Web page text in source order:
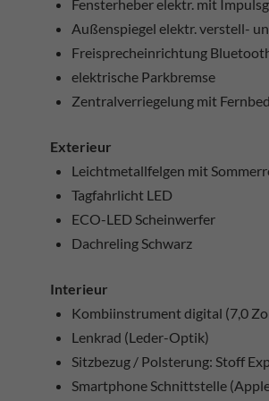
Fensterheber elektr. mit
Außenspiegel elektr. verstell-
Freisprecheinrichtung
elektrische Parkbremse
Zentralverriegelung mit
Exterieur
Leichtmetallfelgen mit
Tagfahrlicht LED
ECO-LED Scheinwerfer
Dachreling Schwarz
Interieur
Kombiinstrument digital (7,0
Lenkrad (Leder-Optik)
Sitzbezug / Polsterung: Stoff
Smartphone Schnittstelle